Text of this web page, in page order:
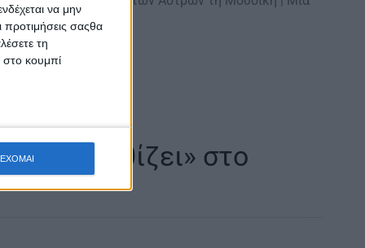
να μην
προτιμήσεις σαςθα
τη
στο κουμπί
εκδήλωση…
«ανθίζει» στο